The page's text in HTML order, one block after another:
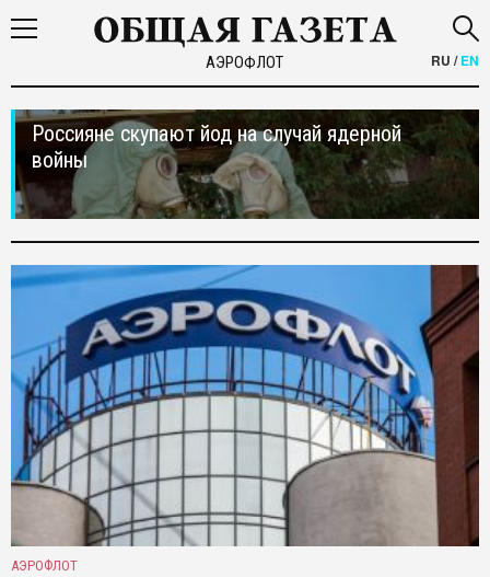
АЭРОФЛОТ RU /EN
Россияне скупают йод на случай ядерной
войны
АЭРОФЛОТ